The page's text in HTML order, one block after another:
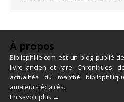
À propos
Bibliophilie.com est un blog publié
livre ancien et rare. Chroniques,
actualités du marché
amateurs éclairés.
En savoir plus →